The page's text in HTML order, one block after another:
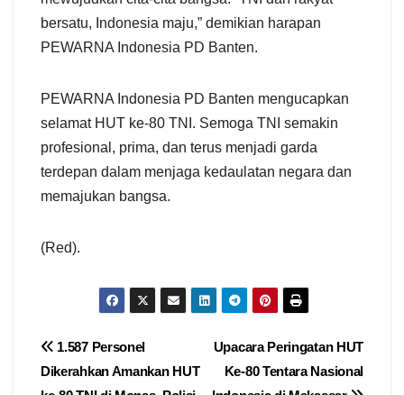
bersatu, Indonesia maju,” demikian harapan
PEWARNA Indonesia PD Banten.
PEWARNA Indonesia PD Banten mengucapkan
selamat HUT ke-80 TNI. Semoga TNI semakin
profesional, prima, dan terus menjadi garda
terdepan dalam menjaga kedaulatan negara dan
memajukan bangsa.
(Red).
Navigasi
Upacara Peringatan HUT
Ke-80 Tentara Nasional
1.587 Personel
Dikerahkan Amankan HUT